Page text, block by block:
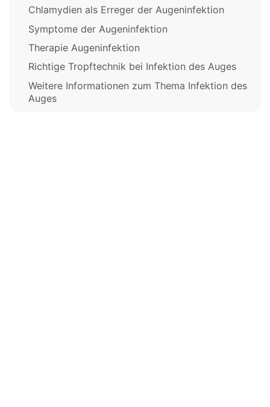
Chlamydien als Erreger der Augeninfektion
Symptome der Augeninfektion
Therapie Augeninfektion
Richtige Tropftechnik bei Infektion des Auges
Weitere Informationen zum Thema Infektion des
Auges